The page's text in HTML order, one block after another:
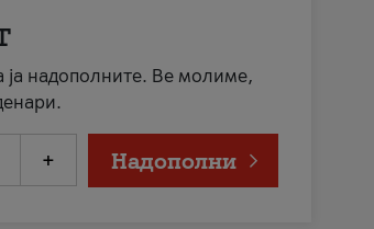
ја надополните. Ве молиме,
+ Надополни